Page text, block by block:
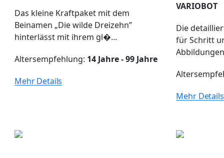
Das kleine Kraftpaket mit dem
Beinamen „Die wilde Dreizehn”
hinterlässt mit ihrem gl�...
Altersempfehlung: 14 Jahre - 99 Jahre
Mehr Details
VARIOBOT
Die
für Schritt
Mehr Details